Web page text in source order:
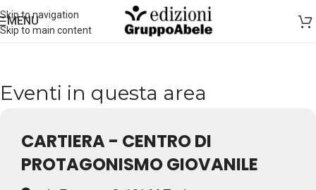
Skip to navigation
Skip to main content
MENU
Eventi in questa area
CARTIERA - CENTRO DI
PROTAGONISMO GIOVANILE